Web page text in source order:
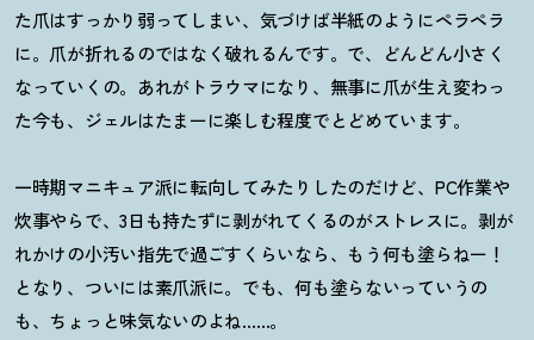
た爪はすっかり弱ってしまい、気づけば半紙のようにペラペラ
に。爪が折れるのではなく破れるんです。で、どんどん小さく
なっていくの。あれがトラウマになり、無事に爪が生え変わっ
た今も、ジェルはたまーに楽しむ程度でとどめています。
一時期マニキュア派に転向してみたりしたのだけど、PC作業や
炊事やらで、3日も持たずに剥がれてくるのがストレスに。剥が
れかけの小汚い指先で過ごすくらいなら、もう何も塗らねー ！
となり、ついには素爪派に。でも、何も塗らないっていうの
も、ちょっと味気ないのよね……。